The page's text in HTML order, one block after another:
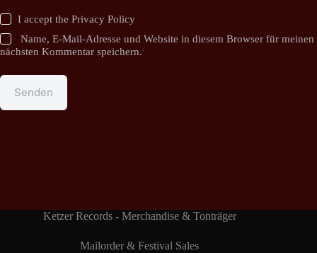
I accept thePrivacy Policy
Name, E-Mail-Adresse und Website in diesem Browser für meinen
nächsten Kommentar speichern.
Senden
Ketzer Records - Merchandise & Tonträger
Mailorder & Festival Sales